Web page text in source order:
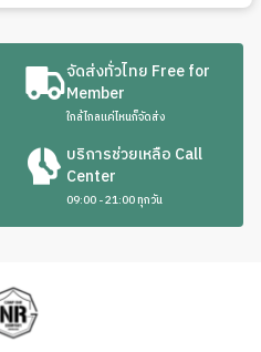
จัดส่งทั่วไทย Free for
Member
ใกล้ไกลแค่ไหนก็จัดส่ง
บริการช่วยเหลือ Call
Center
09:00 - 21:00 ทุกวัน